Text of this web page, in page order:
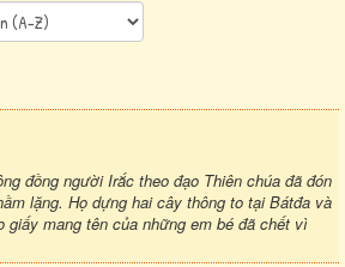
đồng người Irắc theo đạo Thiên chúa đã đón
lặng. Họ dựng hai cây thông to tại Bátđa và
giấy mang tên của những em bé đã chết vì